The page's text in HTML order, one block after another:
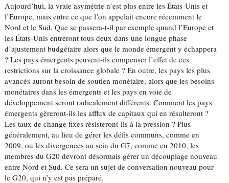
Aujourd’hui, la vraie asymétrie n’est plus entre les États-Unis et
l’Europe, mais entre ce que l’on appelait encore récemment le
Nord et le Sud. Que se passera-t-il par exemple quand l’Europe et
les États-Unis entreront tous deux dans une longue phase
d’ajustement budgétaire alors que le monde émergent y échappera
? Les pays émergents peuvent-ils compenser l’effet de ces
restrictions sur la croissance globale ? En outre, les pays les plus
avancés auront besoin de soutien monétaire, alors que les besoins
monétaires dans les émergents et les pays en voie de
développement seront radicalement différents. Comment les pays
émergents gèreront-ils les afflux de capitaux qui en résulteront ?
Les taux de change fixes résisteront-ils à la pression ? Plus
généralement, au lieu de gérer les défis communs, comme en
2009, ou les divergences au sein du G7, comme en 2010, les
membres du G20 devront désormais gérer un découplage nouveau
entre Nord et Sud. Ce sera un sujet de conversation nouveau pour
le G20, qui n’y est pas préparé.